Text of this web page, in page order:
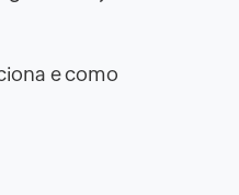
e como